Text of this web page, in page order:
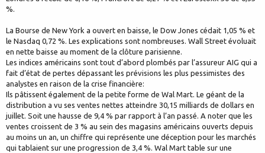
%.
La Bourse de New York a ouvert en baisse, le Dow Jones cédait 1,05 % et
le Nasdaq 0,72 %. Les explications sont nombreuses. Wall Street évoluait
en nette baisse au moment de la clôture parisienne.
Les indices américains sont tout d’abord plombés par l’assureur AIG qui a
fait d’état de pertes dépassant les prévisions les plus pessimistes des
analystes en raison de la crise financière:
Ils pâtissent également de la petite forme de Wal Mart. Le géant de la
distribution a vu ses ventes nettes atteindre 30,15 milliards de dollars en
juillet. Soit une hausse de 9,4 % par rapport à l’an passé. A noter que les
ventes croissent de 3 % au sein des magasins américains ouverts depuis
au moins un an, un chiffre qui représente une déception pour les marchés
qui tablaient sur une progression de 3,4 %. Wal Mart table sur une